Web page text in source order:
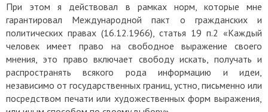
При этом я действовал в рамках норм, которые мне
гарантировал Международной пакт о гражданских и
политических правах (16.12.1966), статья 19 п.2 «Каждый
человек имеет право на свободное выражение своего
мнения, это право включает свободу искать, получать и
распространять всякого рода информацию и идеи,
независимо от государственных границ, устно, письменно или
посредством печати или художественных форм выражения,